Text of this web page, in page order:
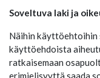
Soveltuva laki ja
Näihin käyttöehtoihin
käyttöehdoista
ratkaisemaan
erimielisyyttä saada